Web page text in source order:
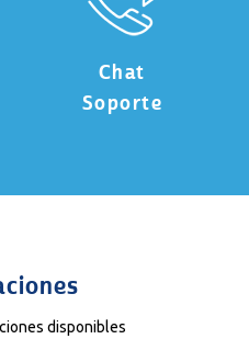
Chat
Soporte
disponibles